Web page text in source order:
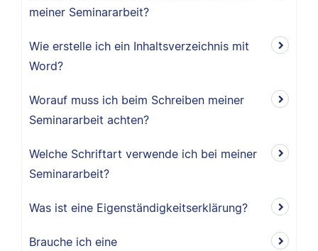
meiner Seminararbeit?
Wie erstelle ich ein Inhaltsverzeichnis mit
Word?
Worauf muss ich beim Schreiben meiner
Seminararbeit achten?
Welche Schriftart verwende ich bei meiner
Seminararbeit?
Was ist eine Eigenständigkeitserklärung?
Brauche ich eine